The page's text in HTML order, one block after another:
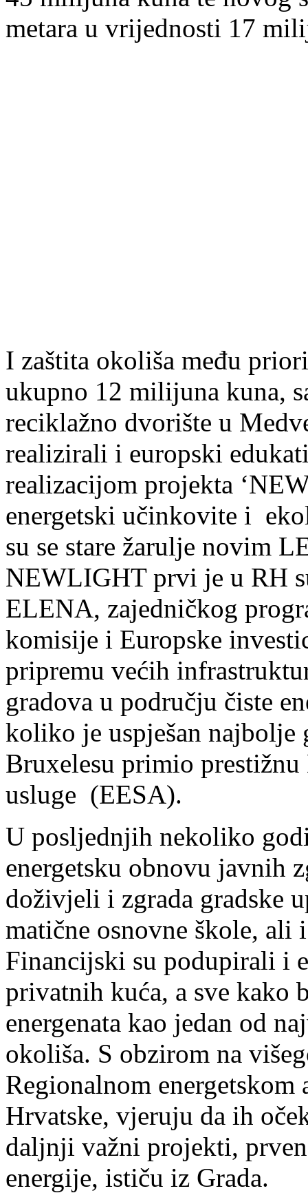
metara u vrijednosti 17
I zaštita okoliša među
ukupno 12 milijuna kuna,
reciklažno dvorište u
realizirali i europski
realizacijom projekta
energetski učinkovite i
su se stare žarulje novim
NEWLIGHT prvi je u RH
ELENA, zajedničkog
komisije i Europske
pripremu većih
gradova u području čiste
koliko je uspješan
Bruxelesu primio prestižnu
usluge (EESA).
U posljednjih nekoliko
energetsku obnovu javnih
doživjeli i zgrada gradske
matične osnovne škole,
Financijski su podupirali i
privatnih kuća, a sve kako
energenata kao jedan od
okoliša. S obzirom na
Regionalnom energetskom
Hrvatske, vjeruju da ih
daljnji važni projekti,
energije, ističu iz Grada.